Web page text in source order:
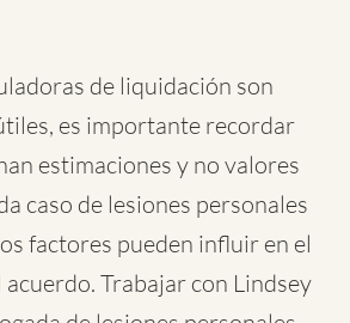
de liquidación son
es importante recordar
estimaciones y no valores
caso de lesiones personales
factores pueden influir en el
Trabajar con Lindsey